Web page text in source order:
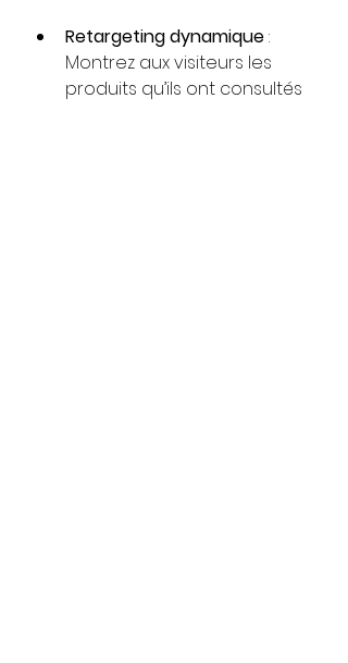
Retargeting dynamique :
Montrez aux visiteurs les
produits qu’ils ont consultés